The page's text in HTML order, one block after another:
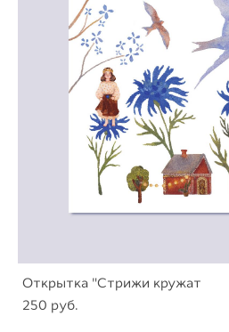
Открытка "Стрижи кружат
250 pуб.